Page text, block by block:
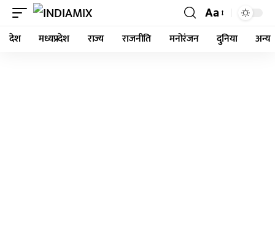
Aa
देश मध्यप्रदेश राज्य राजनीति मनोरंजन दुनिया अन्य